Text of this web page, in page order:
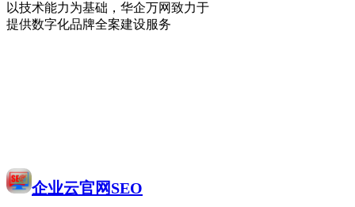
以技术能力为基础，华企万网致力于
提供数字化品牌全案建设服务
企业云官网SEO